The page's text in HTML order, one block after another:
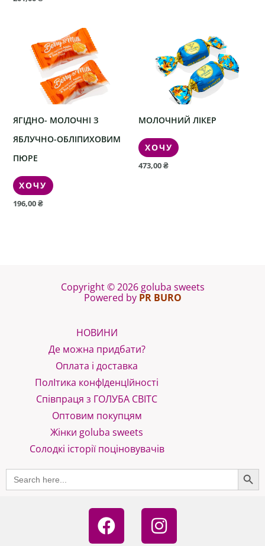
ЯГІДНО- МОЛОЧНІ З
ЯБЛУЧНО-ОБЛІПИХОВИМ
ПЮРЕ
ХОЧУ
196,00₴
МОЛОЧНИЙ ЛІКЕР
ХОЧУ
473,00₴
Copyright © 2026 goluba sweets
Powered by PR BURO
НОВИНИ
Де можна придбати?
Оплата і доставка
ПолІтика конфІденцІйності
Співпраця з ГОЛУБА СВІТС
Оптовим покупцям
Жінки goluba sweets
Солодкі історії поціновувачів
Search
for:
SEARCH
F
a
I
n